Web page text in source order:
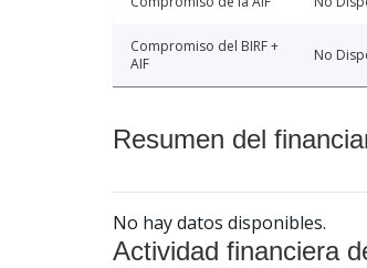
Compromiso del BIRF +
AIF
No
Resumen del
No hay datos disponibles.
Actividad financiera